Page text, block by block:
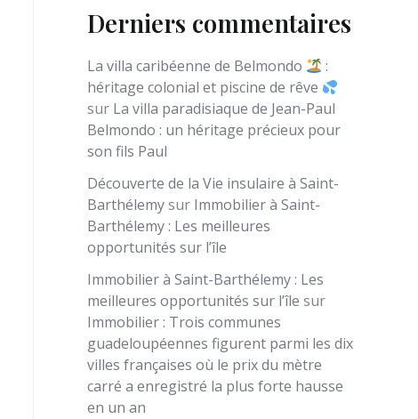
Derniers commentaires
La villa caribéenne de Belmondo
:
héritage colonial et piscine de rêve
sur La villa paradisiaque de Jean-Paul
Belmondo : un héritage précieux pour
son fils Paul
Découverte de la Vie insulaire à Saint-
Barthélemysur Immobilier à Saint-
Barthélemy : Les meilleures
opportunités sur l’île
Immobilier à Saint-Barthélemy : Les
meilleures opportunités sur l’île sur
Immobilier : Trois communes
guadeloupéennes figurent parmi les dix
villes françaises où le prix du mètre
carré a enregistré la plus forte hausse
en un an